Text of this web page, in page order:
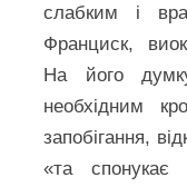
слабким і
Франциск,
На його
необхідним
запобігання,
«та